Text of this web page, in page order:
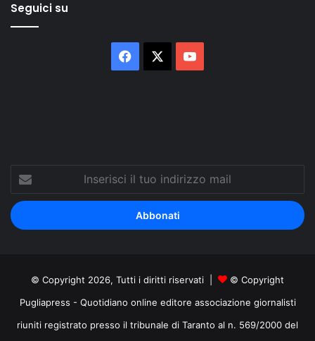
Seguici su
Facebook
Inserisci
tuo
indirizzo
mail
© Copyright 2026, Tutti i diritti riservati |
© Copyright
Pugliapress - Quotidiano online editore associazione giornalisti
riuniti registrato presso il tribunale di Taranto al n. 569/2000 del